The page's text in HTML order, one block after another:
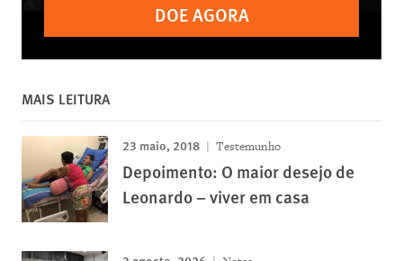
DOE AGORA
MAIS LEITURA
23 maio, 2018 Testemunho
Depoimento: O maior desejo de
Leonardo – viver em casa